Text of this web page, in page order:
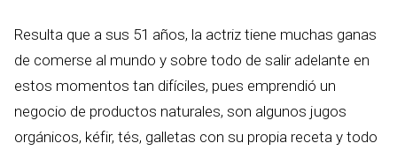
Resulta que a sus 51 años, la actriz tiene muchas ganas
de comerse al mundo y sobre todo de salir adelante en
estos momentos tan difíciles, pues emprendió un
negocio de productos naturales, son algunos jugos
orgánicos, kéfir, tés, galletas con su propia receta y todo